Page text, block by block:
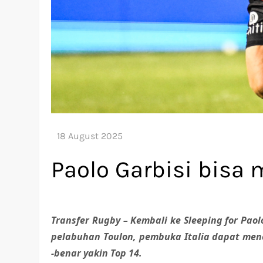
Paolo Garbisi bisa
Transfer Rugby – Kembali ke Sleeping for
pelabuhan Toulon, pembuka Italia dapat
-benar yakin Top 14.